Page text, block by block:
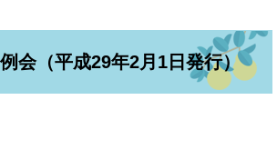
会（平成29年2月1日発行）